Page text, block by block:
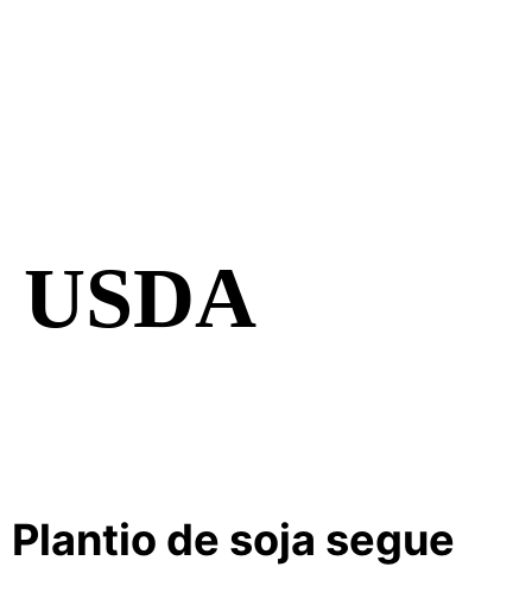
USDA
Plantio de soja segue